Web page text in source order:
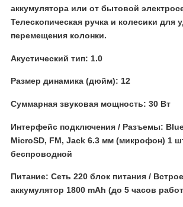
аккумулятора или от бытовой
Телескопическая ручка и колесики для
перемещения колонки.
Акустический тип: 1.0
Размер динамика (дюйм): 12
Суммарная звуковая мощность: 30 Вт
Интерфейс подключения / Разъемы:
МiсrоSD, FМ, Jасk 6.3 мм (микрофон) 1
беспроводной
Питание: Сеть 220 блок питания /
аккумулятор 1800 mАh (до 5 часов